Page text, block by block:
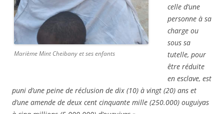
Marième Mint Cheibany et ses enfants
celle d’une
personne à sa
charge ou
sous sa
tutelle, pour
être réduite
en esclave, est
puni d’une peine de réclusion de dix (10) à vingt (20) ans et
d’une amende de deux cent cinquante mille (250.000) ouguiyas